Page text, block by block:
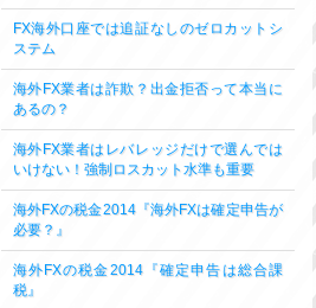
FX海外口座では追証なしのゼロカットシ
ステム
海外FX業者は詐欺？出金拒否って本当に
あるの？
海外FX業者はレバレッジだけで選んでは
いけない！強制ロスカット水準も重要
海外FXの税金2014『海外FXは確定申告が
必要？』
海外FXの税金2014『確定申告は総合課
税』